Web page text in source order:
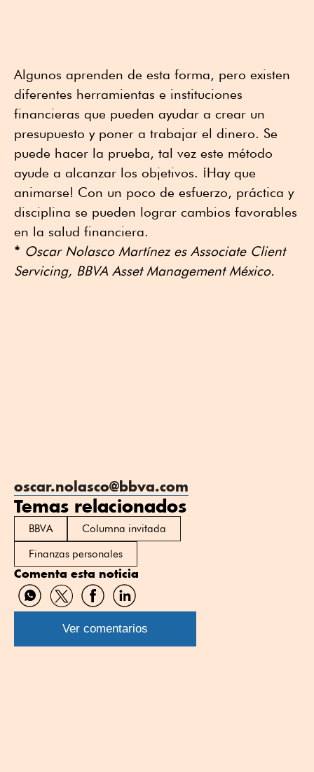
Algunos aprenden de esta forma, pero existen
diferentes herramientas e instituciones
financieras que pueden ayudar a crear un
presupuesto y poner a trabajar el dinero. Se
puede hacer la prueba, tal vez este método
ayude a alcanzar los objetivos. ¡Hay que
animarse! Con un poco de esfuerzo, práctica y
disciplina se pueden lograr cambios favorables
en la salud financiera.
* Oscar Nolasco Martínez es Associate Client
Servicing, BBVA Asset Management México.
oscar.nolasco@bbva.com
Temas relacionados
BBVA
Columna invitada
Finanzas personales
Comenta esta noticia
Compartir
por
WhatsApp
Compartir
por
Twitter
Compartir
por
Facebook
Compartir
por
Linkedin
Ver comentarios